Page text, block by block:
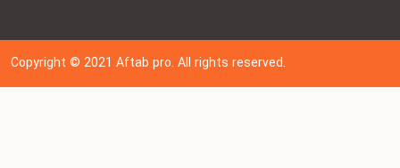
Copyright © 202 1Aftab pro. All rights reserved.